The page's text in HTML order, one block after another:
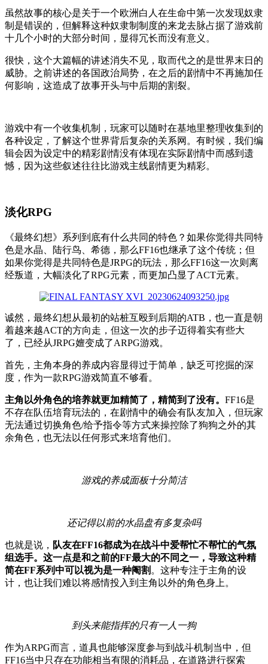
虽然故事的核心是关于一个欧洲白人在生命中第一次发现奴隶
制是错误的，但解释这种奴隶制制度的来龙去脉占据了游戏前
十几个小时的大部分时间，显得冗长而没有意义。
很快，这个大篇幅的讲述消失不见，取而代之的是世界末日的
威胁。之前讲述的各国政治局势，在之后的剧情中不再施加任
何影响，这造成了故事开头与中后期的割裂。
游戏中有一个收集机制，玩家可以随时在基地里整理收集到的
各种设定，了解这个世界背后复杂的关系网。有时候，我们编
辑会因为设定中的精彩剧情没有体现在实际剧情中而感到遗
憾，因为这些叙述往往比游戏主线剧情更为精彩。
淡化RPG
《最终幻想》系列到底有什么共同的特色？如果你觉得共同特
色是水晶、陆行鸟、希德，那么FF16也继承了这个传统；但
如果你觉得是共同特色是JRPG的玩法，那么FF16这一次则离
经叛道，大幅淡化了RPG元素，而更加凸显了ACT元素。
诚然，最终幻想从最初的站桩互殴到后期的ATB，也一直是朝
着越来越ACT的方向走，但这一次的步子迈得着实有些大
了，已经从JRPG嬗变成了ARPG游戏。
首先，主角本身的养成内容显得过于简单，缺乏可挖掘的深
度，作为一款RPG游戏简直不够看。
主角以外角色的培养就更加精简了，精简到了没有。 FF16是
不存在队伍培育玩法的，在剧情中的确会有队友加入，但玩家
无法通过切换角色/给予指令等方式来操控除了狗狗之外的其
余角色，也无法以任何形式来培育他们。
游戏的养成面板十分简洁
还记得以前的水晶盘有多复杂吗
也就是说， 队友在FF16都成为在战斗中爱帮忙不帮忙的气氛
组选手。这一点是和之前的FF最大的不同之一，导致这种精
简在FF系列中可以视为是一种阉割 。这种专注于主角的设
计，也让我们难以将感情投入到主角以外的角色身上。
到头来能指挥的只有一人一狗
作为ARPG而言，道具也能够深度参与到战斗机制当中，但
FF16当中只存在功能相当有限的消耗品，在道路进行探索